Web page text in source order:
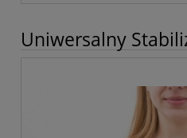
Uniwersalny